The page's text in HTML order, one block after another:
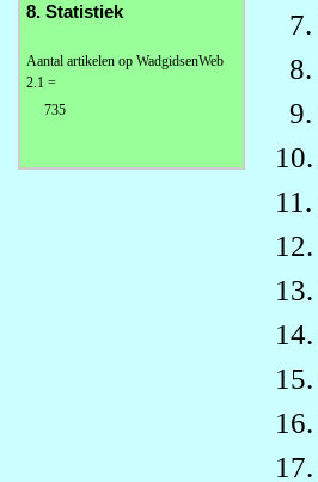
7.
8.
9.
10.
11.
12.
13.
14.
15.
16.
17.
8. Statistiek
Aantal artikelen op WadgidsenWeb
2.1 =
735